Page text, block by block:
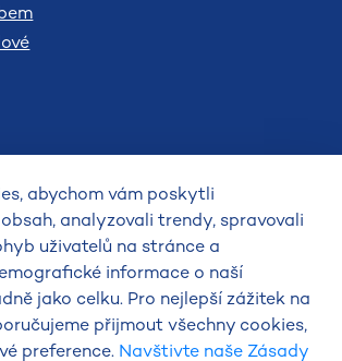
2026
hydrometeorologický ústav
abychom vám poskytli
analyzovali trendy, spravovali
uživatelů na stránce a
informace o naší
jako celku. Pro nejlepší zážitek na
přijmout všechny cookies,
preference. Navštivte naše Zásady